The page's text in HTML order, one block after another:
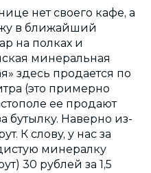
нет своего кафе, а
в ближайший
на полках и
минеральная
здесь продается по
(это примерно
ее продают
бутылку. Наверно из-
К слову, у нас за
минералку
30 рублей за 1,5